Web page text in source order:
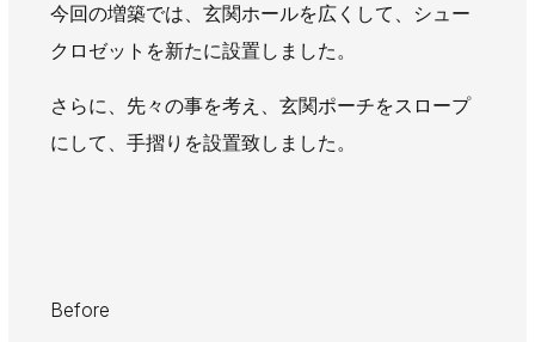
社長ブログ イベント お知らせ
チラシ
AWAJYUブログ
安房住まいる
大型工事施工事例
採用情報
お問い合わせ
今回の増築では、玄関ホールを広くして、シュー
クロゼットを新たに設置しました。
さらに、先々の事を考え、玄関ポーチをスロープ
にして、手摺りを設置致しました。
Before